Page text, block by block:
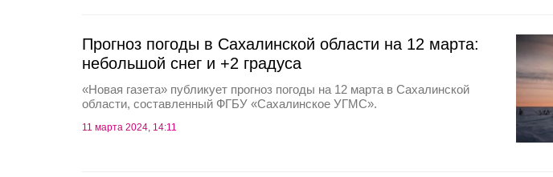
Прогноз погоды в Сахалинской области на 12 марта:
небольшой снег и +2 градуса
«Новая газета» публикует прогноз погоды на 12 марта в Сахалинской
области, составленный ФГБУ «Сахалинское УГМС».
11 марта 2024, 14:11